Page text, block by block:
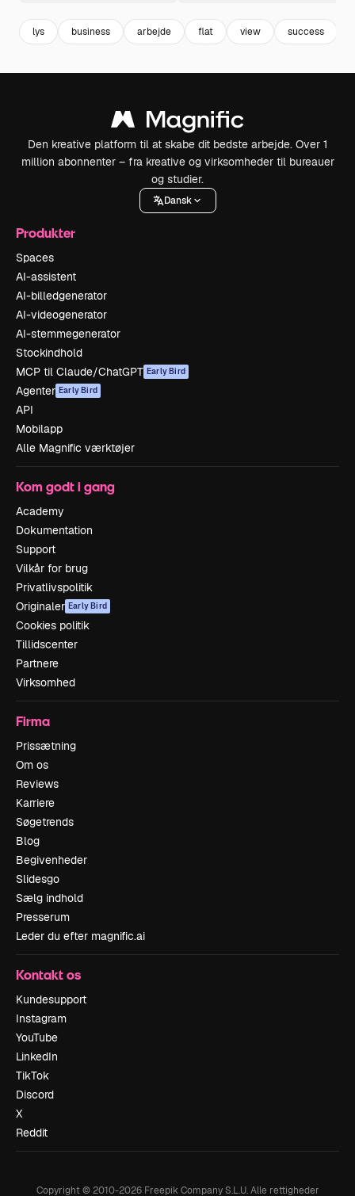
lys business arbejde flat view success
Den kreative platform til at skabe dit bedste arbejde. Over 1
million abonnenter – fra kreative og virksomheder til bureauer
og studier.
Dansk
Produkter
Spaces
AI-assistent
AI-billedgenerator
AI-videogenerator
AI-stemmegenerator
Stockindhold
MCP til Claude/ChatGPT Early Bird
Agenter Early Bird
API
Mobilapp
Alle Magnific værktøjer
Kom godt i gang
Academy
Dokumentation
Support
Vilkår for brug
Privatlivspolitik
Originaler Early Bird
Cookies politik
Tillidscenter
Partnere
Virksomhed
Firma
Prissætning
Om os
Reviews
Karriere
Søgetrends
Blog
Begivenheder
Slidesgo
Sælg indhold
Presserum
Leder du efter magnific.ai
Kontakt os
Kundesupport
Instagram
YouTube
LinkedIn
TikTok
Discord
X
Reddit
Copyright © 2010-2026Freepik Company S.L.U. Alle rettigheder